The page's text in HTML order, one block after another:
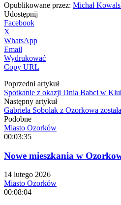
Opublikowane przez: Michał
Udostępnij
Facebook
X
WhatsApp
Email
Wydrukować
Copy URL
Poprzedni artykuł
Spotkanie z okazji Dnia Babci w
Następny artykuł
Gabriela Sobolak z Ozorkowa
Podobne
Miasto Ozorków
00:03:35
Nowe mieszkania w
14 lutego 2026
Miasto Ozorków
00:08:04